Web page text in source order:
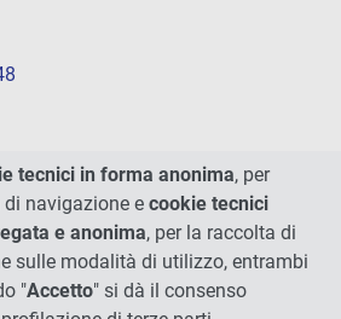
tecnici in forma anonima, per
navigazione e cookie tecnici
e anonima, per la raccolta di
sulle modalità di utilizzo, entrambi
"Accetto" si dà il consenso